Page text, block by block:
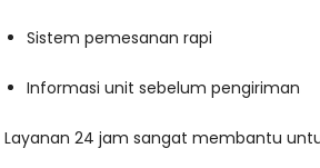
Sistem pemesanan rapi
Informasi unit sebelum pengiriman
Layanan 24 jam sangat membantu